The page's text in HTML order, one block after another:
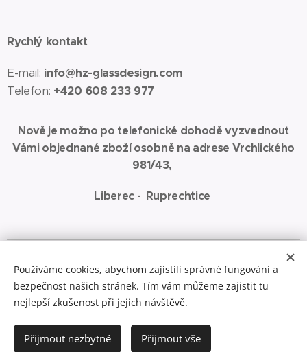
Do košíku
Rychlý kontakt
E-mail: info@hz-glassdesign.com
Telefon: +420 608 233 977
Nově je možno po telefonické dohodě vyzvednout
Vámi objednané zboží osobně na adrese Vrchlického
981/43,
Liberec - Ruprechtice
Zde najdete malbu akrylem na
plátno
Cookies
Používáme cookies, abychom zajistili správné fungování a
bezpečnost našich stránek. Tím vám můžeme zajistit tu
nejlepší zkušenost při jejich návštěvě.
Přijmout nezbytné Přijmout vše